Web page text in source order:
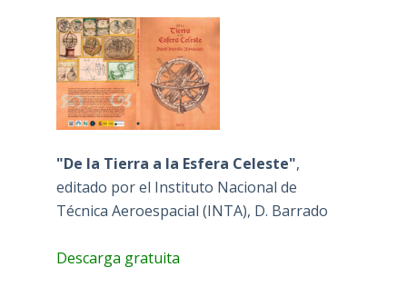
"De la Tierra a la Esfera Celeste",
editado por el Instituto Nacional de
Técnica Aeroespacial (INTA), D. Barrado
Descarga gratuita